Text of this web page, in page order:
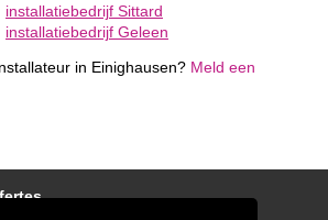
installatiebedrijf Sittard
installatiebedrijf Geleen
in Einighausen? Meld een